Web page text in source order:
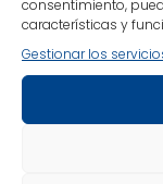
consentimiento,
características y
Gestionar los
Instagram
📚